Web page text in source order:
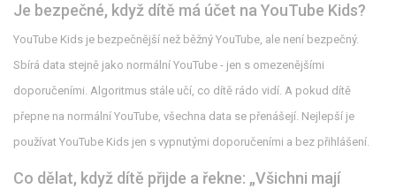
Je bezpečné, když dítě má účet na YouTube Kids?
YouTube Kids je bezpečnější než běžný YouTube, ale není bezpečný.
Sbírá data stejně jako normální YouTube - jen s omezenějšími
doporučeními. Algoritmus stále učí, co dítě rádo vidí. A pokud dítě
přepne na normální YouTube, všechna data se přenášejí. Nejlepší je
používat YouTube Kids jen s vypnutými doporučeními a bez přihlášení.
Co dělat, když dítě přijde a řekne: „Všichni mají